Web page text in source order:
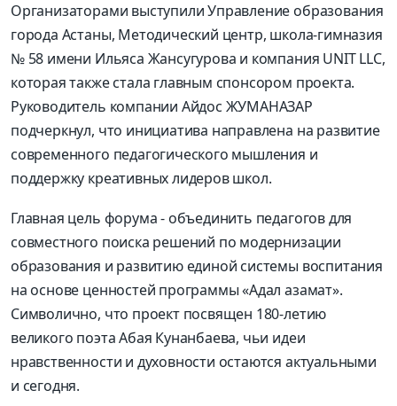
Организаторами выступили Управление образования
города Астаны, Методический центр, школа-гимназия
№ 58 имени Ильяса Жансугурова и компания UNIT LLC,
которая также стала главным спонсором проекта.
Руководитель компании Айдос ЖУМАНАЗАР
подчеркнул, что инициатива направлена на развитие
современного педагогического мышления и
поддержку креативных лидеров школ.
Главная цель форума - объе­динить педагогов для
совместного поиска решений по модернизации
образования и развитию единой системы воспитания
на основе ценностей программы «Адал азамат».
Символично, что проект посвящен 180-летию
великого поэта Абая Кунанбаева, чьи идеи
нравственности и духовности остаются актуальными
и сегодня.